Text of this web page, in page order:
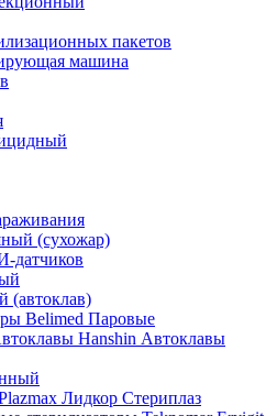
пакетов
машина
(сухожар)
датчиков
(автоклав)
Belimed Паровые
Hanshin Автоклавы
Лидкор Стериплаз